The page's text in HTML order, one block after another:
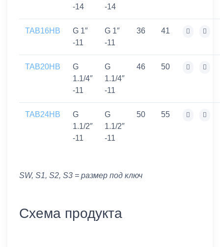
-14
-14
TAB16HB
G 1″
-11
G 1″
-11
36 41
TAB20HB
G
1.1/4″
-11
G
1.1/4″
-11
46 50
TAB24HB
G
1.1/2″
-11
G
1.1/2″
-11
50 55
SW, S1, S2, S3 = размер под ключ
Схема продукта